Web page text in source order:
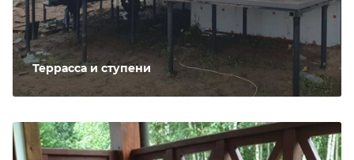
Террасса и ступени